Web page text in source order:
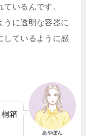
いるんです。
うに透明な容器に
しているように感
箱
あやぽん